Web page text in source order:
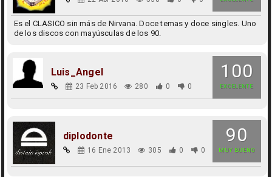
Es el CLASICO sin más de Nirvana. Doce temas y doce singles. Uno
de los discos con mayúsculas de los 90.
100
EXCELENTE
Luis_Angel
23 Feb 2016 280 0 0
90
MUY BUENO
diplodonte
16 Ene 2013 305 0 0